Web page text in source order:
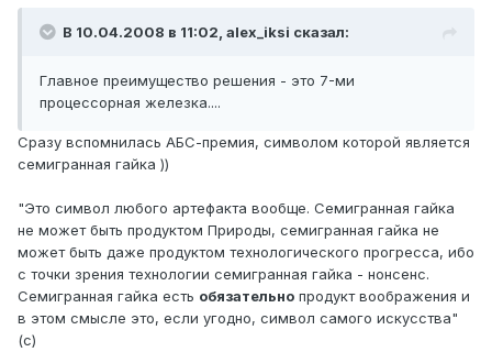
В 10.04.2008 в 11:02, alex_iksi сказал:
Главное преимущество решения - это 7-ми
процессорная железка....
Сразу вспомнилась АБС-премия, символом которой является
семигранная гайка ))
"Это символ любого артефакта вообще. Семигранная гайка
не может быть продуктом Природы, семигранная гайка не
может быть даже продуктом технологического прогресса, ибо
с точки зрения технологии семигранная гайка - нонсенс.
Семигранная гайка есть обязательно продукт воображения и
в этом смысле это, если угодно, символ самого искусства"
(с)